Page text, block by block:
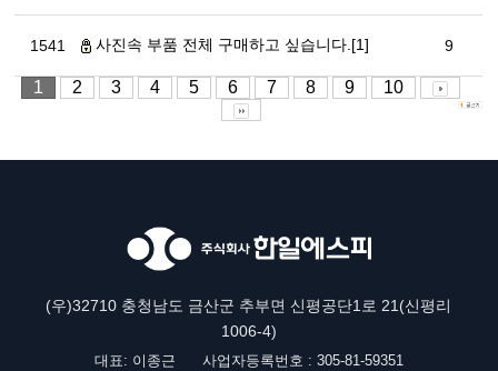
1541 사진속 부품 전체 구매하고 싶습니다.[1] 9
1 2 3 4 5 6 7 8 9 10
(우)32710 충청남도 금산군 추부면 신평공단1로 21(신평리
1006-4)
대표: 이종근 사업자등록번호 : 305-81-59351